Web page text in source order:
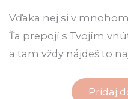
Vďaka nej si v
Ťa prepojí s Tvojím
a tam vždy nájdeš to
Pridaj